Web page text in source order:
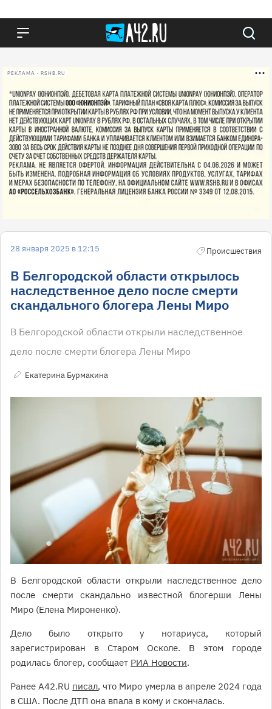
РЕКЛАМА • RSHB.RU
28 января 2025 в 12:15 Происшествия
В Белгородской области открылось
наследственное дело после смерти
скандального блогера Лены Миро
В Белгородской области открыли наследственное
дело после смерти блогера Лены Миро
Екатерина Бурмакина
В Белгородской области открыли наследственное дело
после смерти скандально известной блогерши Лены
Миро (Елена Мироненко).
Дело было открыто у нотариуса, который
зарегистрирован в Старом Осколе. В этом городе
родилась блогер, сообщает РИА Новости.
Ранее А42.RU писал, что Миро умерла в апреле 2024 года
в США. После ДТП она впала в кому и скончалась.